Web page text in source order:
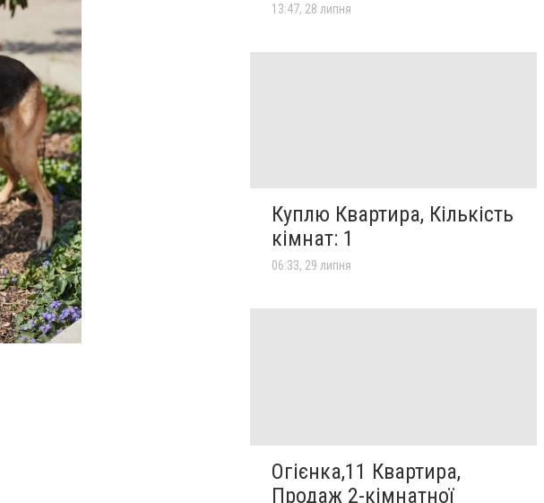
13:47, 28 липня
Куплю Квартира, Кількість
кімнат: 1
06:33, 29 липня
Огієнка,11 Квартира,
Продаж 2-кімнатної